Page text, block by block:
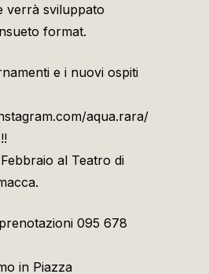
verrà sviluppato
format.
e i nuovi ospiti
aqua.rara/
al Teatro di
095 678
in Piazza